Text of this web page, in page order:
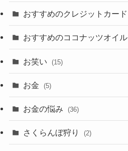
おすすめのクレジットカード
おすすめのココナッツオイル
お笑い (15)
お金 (5)
お金の悩み (36)
さくらんぼ狩り (2)